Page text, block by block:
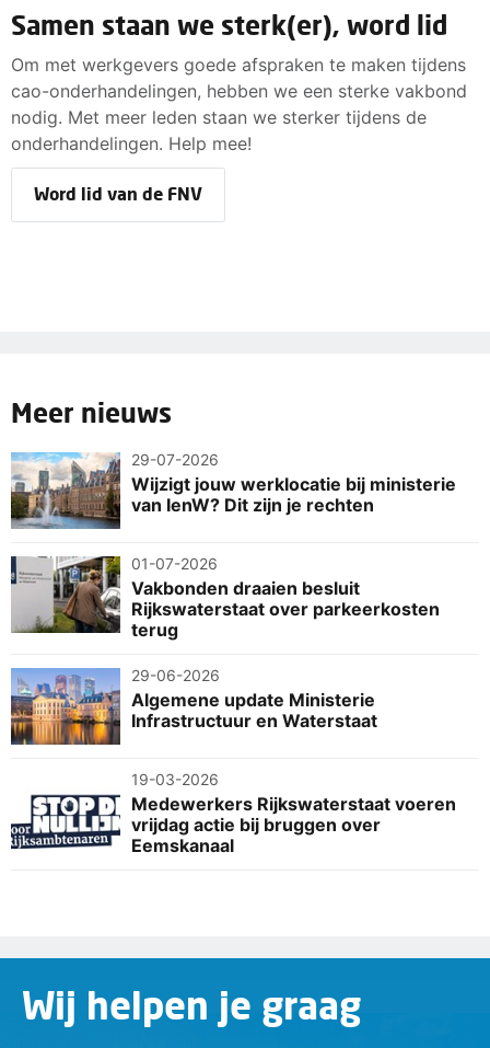
Samen staan we sterk(er), word lid
Om met werkgevers goede afspraken te maken tijdens
cao-onderhandelingen, hebben we een sterke vakbond
nodig. Met meer leden staan we sterker tijdens de
onderhandelingen. Help mee!
Word lid van de FNV
Meer nieuws
29-07-2026
Wijzigt jouw werklocatie bij ministerie
van IenW? Dit zijn je rechten
01-07-2026
Vakbonden draaien besluit
Rijkswaterstaat over parkeerkosten
terug
29-06-2026
Algemene update Ministerie
Infrastructuur en Waterstaat
19-03-2026
Medewerkers Rijkswaterstaat voeren
vrijdag actie bij bruggen over
Eemskanaal
Wij helpen je graag